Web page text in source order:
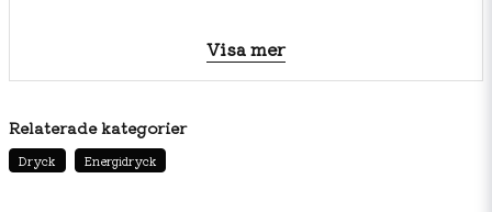
Vatten
Socker
Visa mer
Relaterade kategorier
Dryck Energidryck